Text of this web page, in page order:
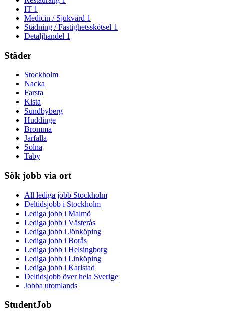
IT 1
Medicin / Sjukvård 1
Städning / Fastighetsskötsel 1
Detaljhandel 1
Städer
Stockholm
Nacka
Farsta
Kista
Sundbyberg
Huddinge
Bromma
Jarfalla
Solna
Taby
Sök jobb via ort
All lediga jobb Stockholm
Deltidsjobb i Stockholm
Lediga jobb i Malmö
Lediga jobb i Västerås
Lediga jobb i Jönköping
Lediga jobb i Borås
Lediga jobb i Helsingborg
Lediga jobb i Linköping
Lediga jobb i Karlstad
Deltidsjobb över hela Sverige
Jobba utomlands
StudentJob